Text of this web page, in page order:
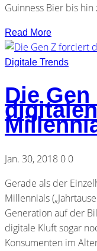
Guinness Bier bis
Read More
Digitale Trends
Die
Jan. 30, 2018 0 0
Gerade als der
Millennials
Generation auf der
digitale Kluft sogar
Konsumenten im